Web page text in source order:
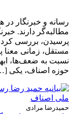
رسانه و خبرنگار
مطالبه‌گر دارند.
پرسیدن، بررسی
مستقل، زمانی معنا
نسبت به ضعف‌ها،
حوزه اصناف، یکی
حمیدرضا مرادی